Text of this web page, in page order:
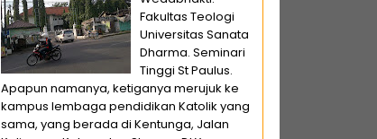
Fakultas Teologi
Universitas Sanata
Dharma. Seminari
Tinggi St Paulus.
Apapun namanya, ketiganya merujuk ke
kampus lembaga pendidikan Katolik yang
sama, yang berada di Kentunga, Jalan